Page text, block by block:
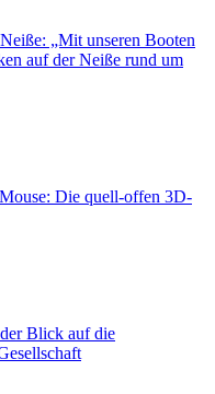
„Mit unseren Booten
auf der Neiße rund um
Die quell-offen 3D-
Blick auf die